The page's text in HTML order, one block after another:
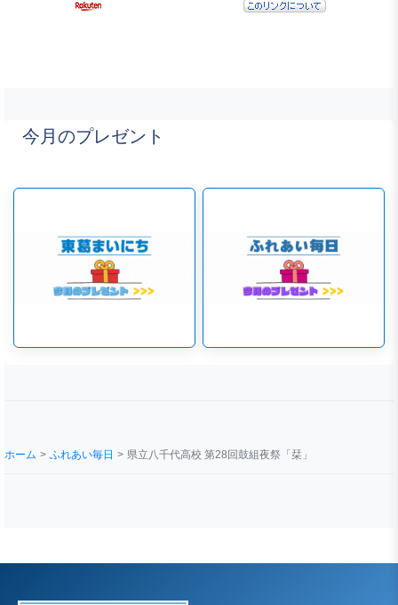
今月のプレゼント
ホーム ふれあい毎日 県立八千代高校 第28回鼓組夜祭「栞」